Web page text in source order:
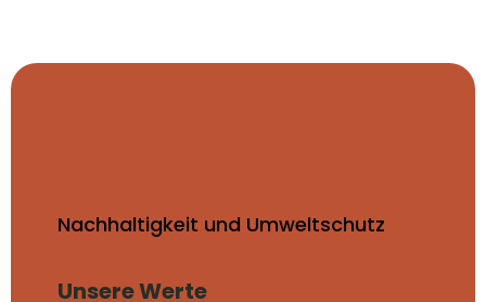
Nachhaltigkeit und Umweltschutz
Unsere Werte